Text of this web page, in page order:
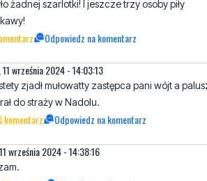
września 2024 - 14:03:13
zjadł mułowatty zastępca pani wójt a
komentarz Odpowiedz na komentarz
września 2024 - 14:38:16
11 września 2024 - 10:23:45